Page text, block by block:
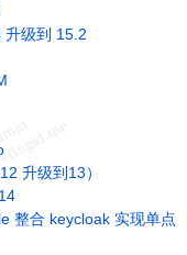
升级到 15.2
升级到13）
整合 keycloak 实现单点